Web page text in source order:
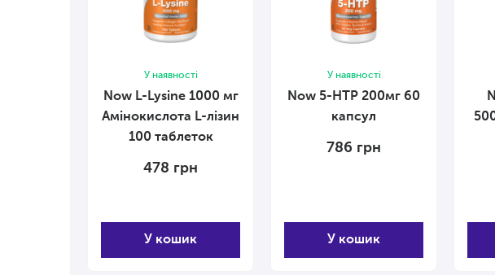
У наявності
Now L-Lysine 1000 мг
Амінокислота L-лізин
100 таблеток
478 грн
У кошик
У наявності
Now 5-HTP 200мг 60
капсул
786 грн
У кошик